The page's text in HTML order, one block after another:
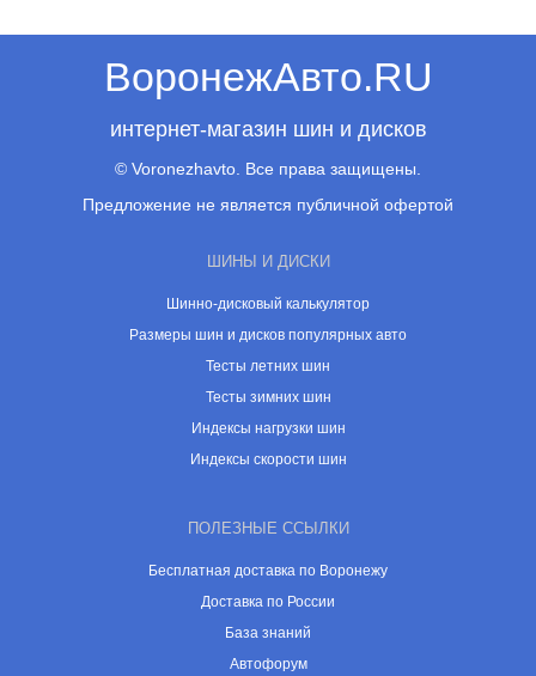
ВоронежАвто.RU
интернет-магазин шин и дисков
© Voronezhavto. Все права защищены.
Предложение не является публичной офертой
ШИНЫ И ДИСКИ
Шинно-дисковый калькулятор
Размеры шин и дисков популярных авто
Тесты летних шин
Тесты зимних шин
Индексы нагрузки шин
Индексы скорости шин
ПОЛЕЗНЫЕ ССЫЛКИ
Бесплатная доставка по Воронежу
Доставка по России
База знаний
Автофорум